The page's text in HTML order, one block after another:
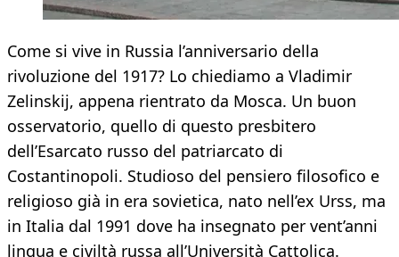
Come si vive in Russia l’anniversario della
rivoluzione del 1917? Lo chiediamo a Vladimir
Zelinskij, appena rientrato da Mosca. Un buon
osservatorio, quello di questo presbitero
dell’Esarcato russo del patriarcato di
Costantinopoli. Studioso del pensiero filosofico e
religioso già in era sovietica, nato nell’ex Urss, ma
in Italia dal 1991 dove ha insegnato per vent’anni
lingua e civiltà russa all’Università Cattolica.